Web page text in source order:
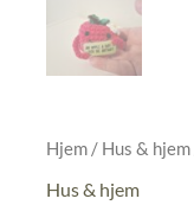
Hjem / Hus & hjem
Hus & hjem